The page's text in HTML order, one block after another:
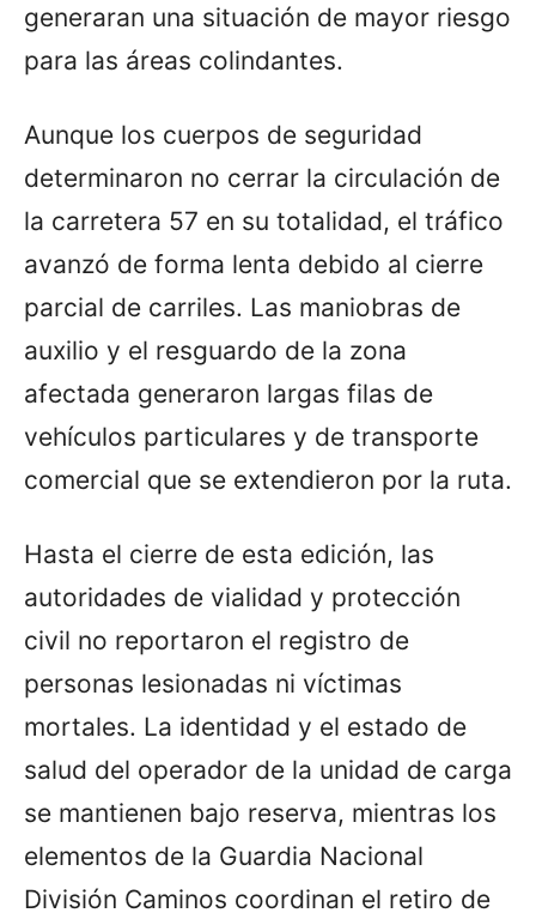
generaran una situación de mayor riesgo
para las áreas colindantes.
Aunque los cuerpos de seguridad
determinaron no cerrar la circulación de
la carretera 57 en su totalidad, el tráfico
avanzó de forma lenta debido al cierre
parcial de carriles. Las maniobras de
auxilio y el resguardo de la zona
afectada generaron largas filas de
vehículos particulares y de transporte
comercial que se extendieron por la ruta.
Hasta el cierre de esta edición, las
autoridades de vialidad y protección
civil no reportaron el registro de
personas lesionadas ni víctimas
mortales. La identidad y el estado de
salud del operador de la unidad de carga
se mantienen bajo reserva, mientras los
elementos de la Guardia Nacional
División Caminos coordinan el retiro de